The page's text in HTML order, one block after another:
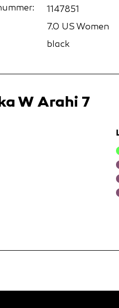
1147851
7.0 US Women
black
W Arahi 7